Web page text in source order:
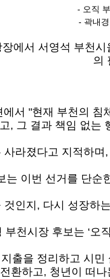
- 오직
- 곽내
에서 서영석 부천
의
서 "현재 부천의 침
고, 그 결과 책임 없는
라졌다고 지적하며
는 이번 선거를 단순
것인지, 다시 성장하
부천시장 후보는 ‘오
출을 정리하고 시민
환하고, 청년이 떠